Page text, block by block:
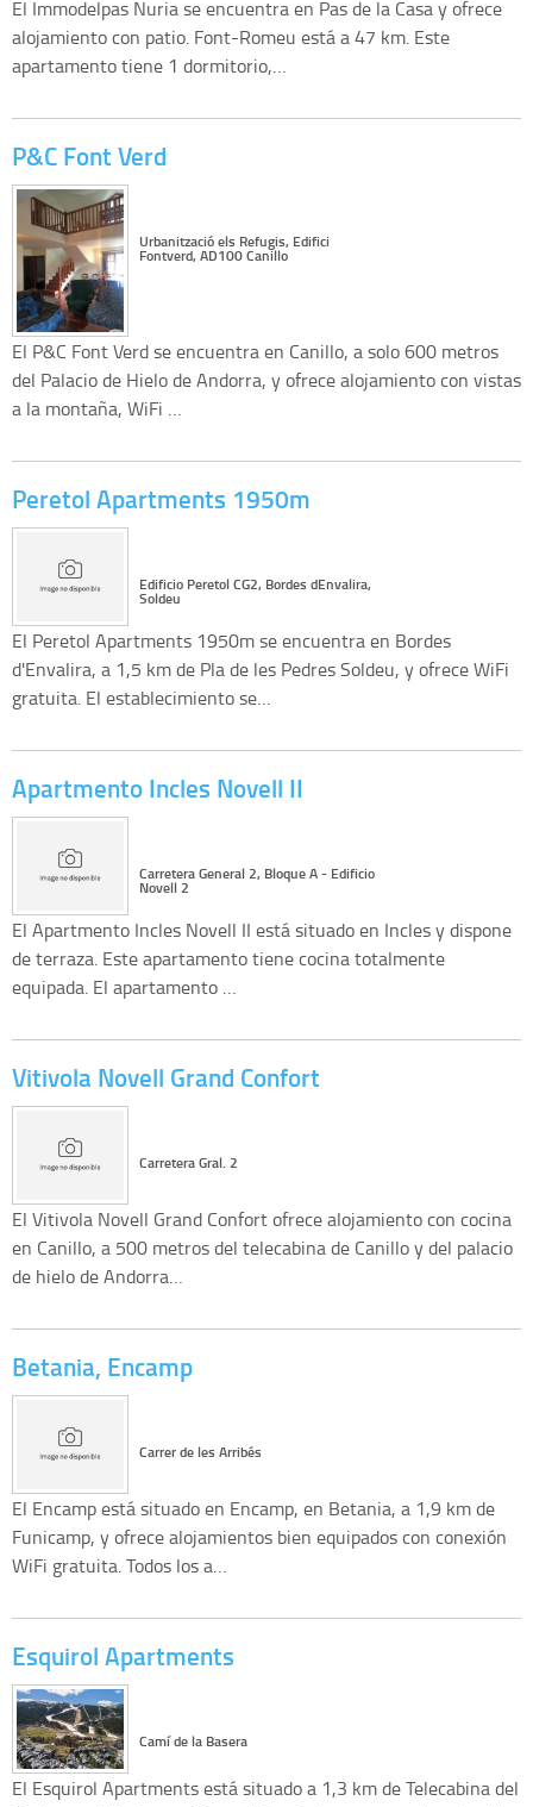
El Immodelpas Nuria se encuentra en Pas de la Casa y ofrece
alojamiento con patio. Font-Romeu está a 47 km. Este
apartamento tiene 1 dormitorio,…
P&C Font Verd
Urbanització els Refugis, Edifici
Fontverd, AD100 Canillo
El P&C Font Verd se encuentra en Canillo, a solo 600 metros
del Palacio de Hielo de Andorra, y ofrece alojamiento con vistas
a la montaña, WiFi …
Peretol Apartments 1950m
Edificio Peretol CG2, Bordes dEnvalira,
Soldeu
El Peretol Apartments 1950m se encuentra en Bordes
d'Envalira, a 1,5 km de Pla de les Pedres Soldeu, y ofrece WiFi
gratuita. El establecimiento se…
Apartmento Incles Novell II
Carretera General 2, Bloque A - Edificio
Novell 2
El Apartmento Incles Novell II está situado en Incles y dispone
de terraza. Este apartamento tiene cocina totalmente
equipada. El apartamento …
Vitivola Novell Grand Confort
Carretera Gral. 2
El Vitivola Novell Grand Confort ofrece alojamiento con cocina
en Canillo, a 500 metros del telecabina de Canillo y del palacio
de hielo de Andorra…
Betania, Encamp
Carrer de les Arribés
El Encamp está situado en Encamp, en Betania, a 1,9 km de
Funicamp, y ofrece alojamientos bien equipados con conexión
WiFi gratuita. Todos los a…
Esquirol Apartments
Camí de la Basera
El Esquirol Apartments está situado a 1,3 km de Telecabina del